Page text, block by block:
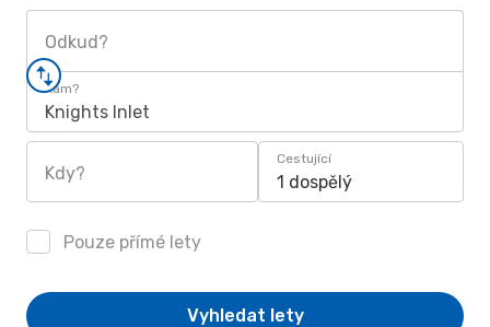
Odkud?
Kam?
Knights Inlet
Kdy?
Cestující
1 dospělý
Pouze přímé lety
Vyhledat lety